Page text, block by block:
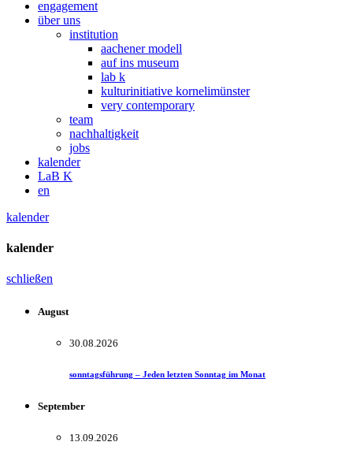
engagement
über uns
institution
aachener modell
auf ins museum
lab k
kulturinitiative kornelimünster
very contemporary
team
nachhaltigkeit
jobs
kalender
LaB K
en
kalender
kalender
schließen
August
30.08.2026
sonntagsführung – Jeden letzten Sonntag im Monat
September
13.09.2026